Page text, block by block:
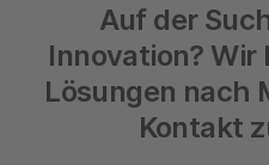
Auf der
Innovation? Wir
Lösungen nach
Kontakt